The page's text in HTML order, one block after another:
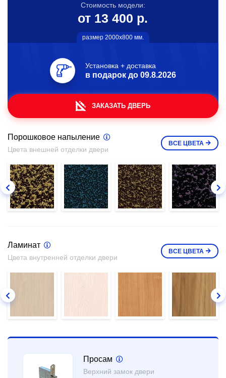
Стоимость модели:
от 13 400 р.
размер 2000х800 мм.
Установка + доставка
в подарок до 09.8.2026
ЗАКАЗАТЬ ДВЕРЬ
Порошковое напыление
Цвета внешней отделки двери
ВСЕ ЦВЕТА
Ламинат
Цвета внутренней отделки двери
ВСЕ ЦВЕТА
Просам
Верхний замок двери